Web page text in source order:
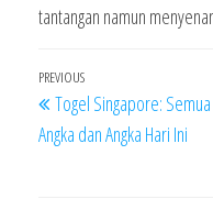
tantangan namun
Post
navigation
Previous
Post
PREVIOUS
Togel Singapore: Semua
Angka dan Angka Hari Ini